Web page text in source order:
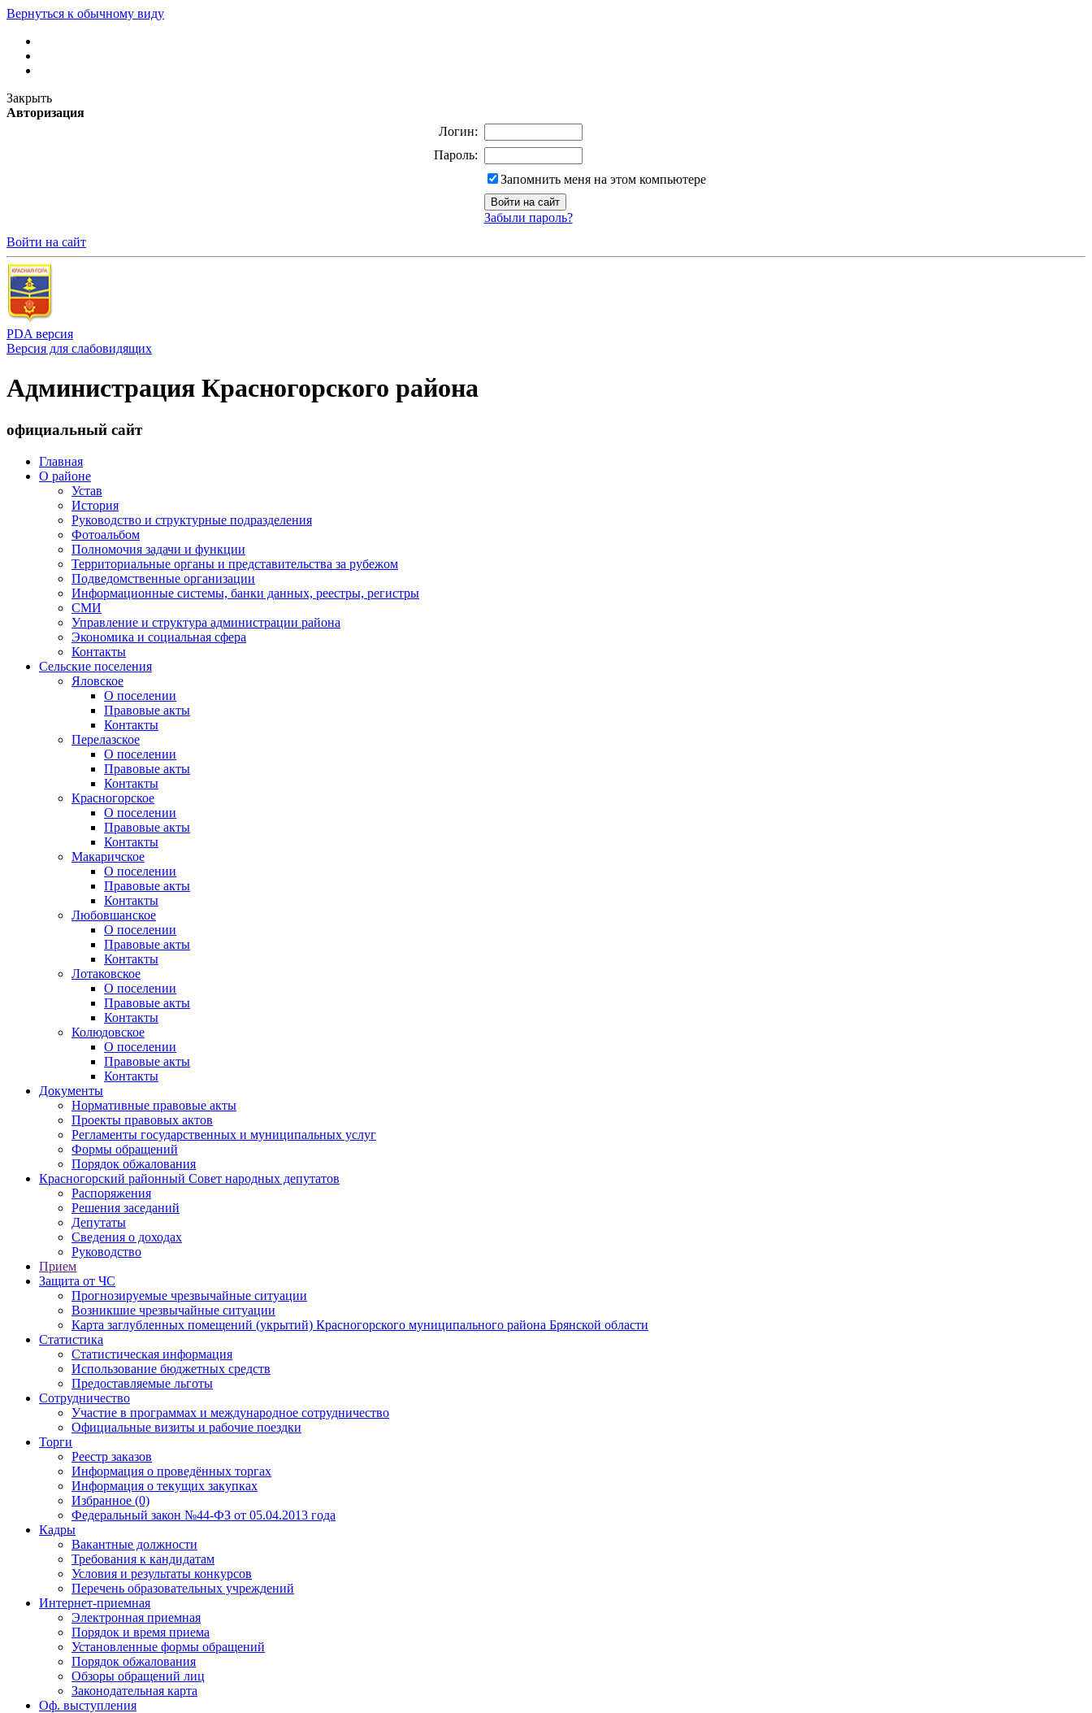
Вернуться к обычному виду
Закрыть
Авторизация
Логин:
Пароль:
Запомнить меня на этом компьютере
Забыли пароль?
Войти на сайт
PDA версия
Версия для слабовидящих
Администрация Красногорского района
официальный сайт
Главная
О районе
Устав
История
Руководство и структурные подразделения
Фотоальбом
Полномочия задачи и функции
Территориальные органы и представительства за рубежом
Подведомственные организации
Информационные системы, банки данных, реестры, регистры
СМИ
Управление и структура администрации района
Экономика и социальная сфера
Контакты
Сельские поселения
Яловское
О поселении
Правовые акты
Контакты
Перелазское
О поселении
Правовые акты
Контакты
Красногорское
О поселении
Правовые акты
Контакты
Макаричское
О поселении
Правовые акты
Контакты
Любовшанское
О поселении
Правовые акты
Контакты
Лотаковское
О поселении
Правовые акты
Контакты
Колюдовское
О поселении
Правовые акты
Контакты
Документы
Нормативные правовые акты
Проекты правовых актов
Регламенты государственных и муниципальных услуг
Формы обращений
Порядок обжалования
Красногорский районный Совет народных депутатов
Распоряжения
Решения заседаний
Депутаты
Сведения о доходах
Руководство
Прием
Защита от ЧС
Прогнозируемые чрезвычайные ситуации
Возникшие чрезвычайные ситуации
Карта заглубленных помещений (укрытий) Красногорского муниципального района Брянской области
Статистика
Статистическая информация
Использование бюджетных средств
Предоставляемые льготы
Сотрудничество
Участие в программах и международное сотрудничество
Официальные визиты и рабочие поездки
Торги
Реестр заказов
Информация о проведённых торгах
Информация о текущих закупках
Избранное (0)
Федеральный закон №44-ФЗ от 05.04.2013 года
Кадры
Вакантные должности
Требования к кандидатам
Условия и результаты конкурсов
Перечень образовательных учреждений
Интернет-приемная
Электронная приемная
Порядок и время приема
Установленные формы обращений
Порядок обжалования
Обзоры обращений лиц
Законодательная карта
Оф. выступления